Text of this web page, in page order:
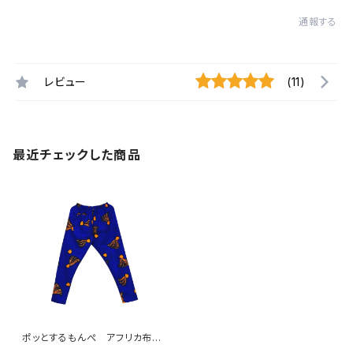
通報する
レビュー (11)
最近チェックした商品
ポッとするもんぺ アフリカ布